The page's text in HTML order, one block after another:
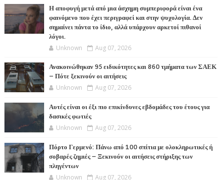
Η αποφυγή μετά από μια άσχημη συμπεριφορά είναι ένα
φαινόμενο που έχει περιγραφεί και στην ψυχολογία. Δεν
σημαίνει πάντα το ίδιο, αλλά υπάρχουν αρκετοί πιθανοί
λόγοι.
Unknown Aug 07, 2026
Ανακοινώθηκαν 95 ειδικότητες και 860 τμήματα των ΣΑΕΚ
– Πότε ξεκινούν οι αιτήσεις
Unknown Aug 07, 2026
Αυτές είναι οι έξι πιο επικίνδυνες εβδομάδες του έτους για
δασικές φωτιές
Unknown Aug 07, 2026
Πόρτο Γερμενό: Πάνω από 100 σπίτια με ολοκληρωτικές ή
σοβαρές ζημιές – Ξεκινούν οι αιτήσεις στήριξης των
πληγέντων
Unknown Aug 07, 2026